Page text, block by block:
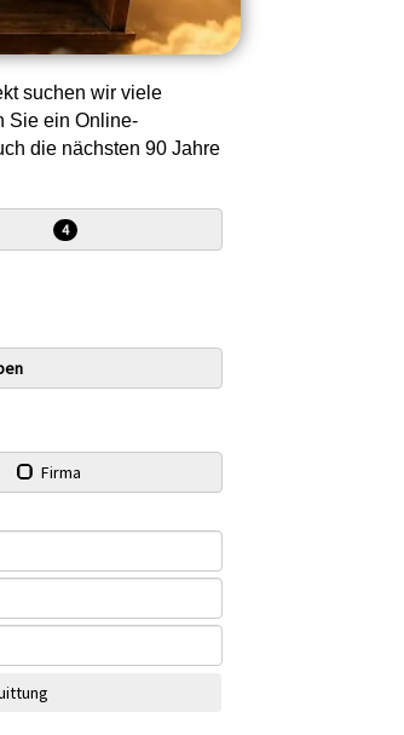
suchen wir viele
Sie ein Online-
die nächsten 90 Jahre